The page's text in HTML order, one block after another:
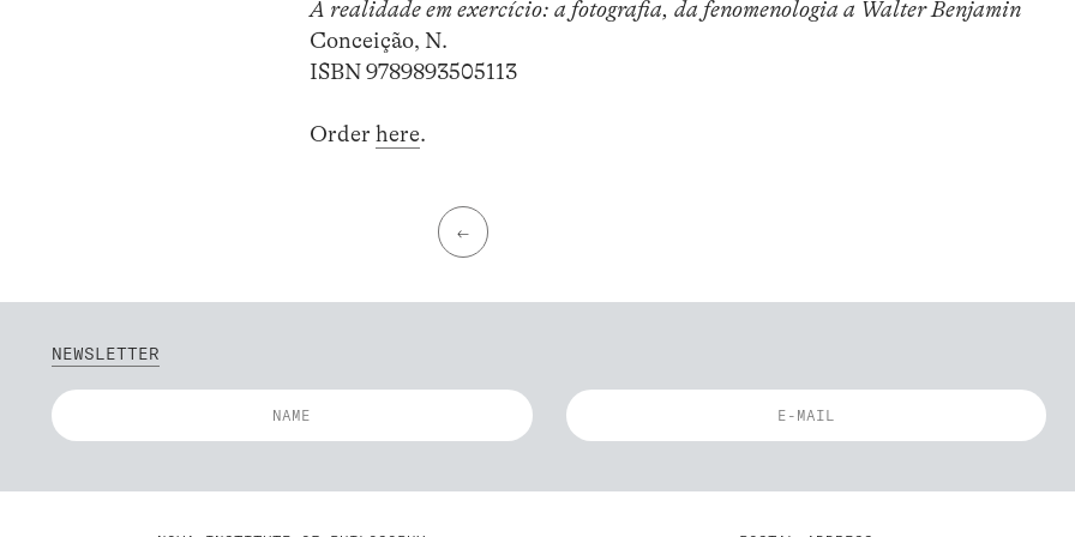
A realidade em exercício: a fotografia, da fenomenologia a Walter Benjamin
Conceição, N.
ISBN 9789893505113
Order here.
←
NEWSLETTER